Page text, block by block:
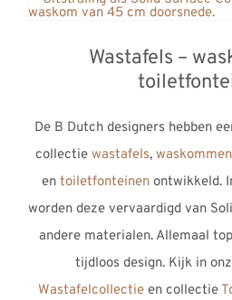
Wastafels –
De B Dutch designers hebben
collectie wastafels, waskommen
en toiletfonteinen ontwikkeld.
worden deze vervaardigd van
andere materialen. Allemaal
tijdloos design. Kijk in
Wastafelcollectieen collectie